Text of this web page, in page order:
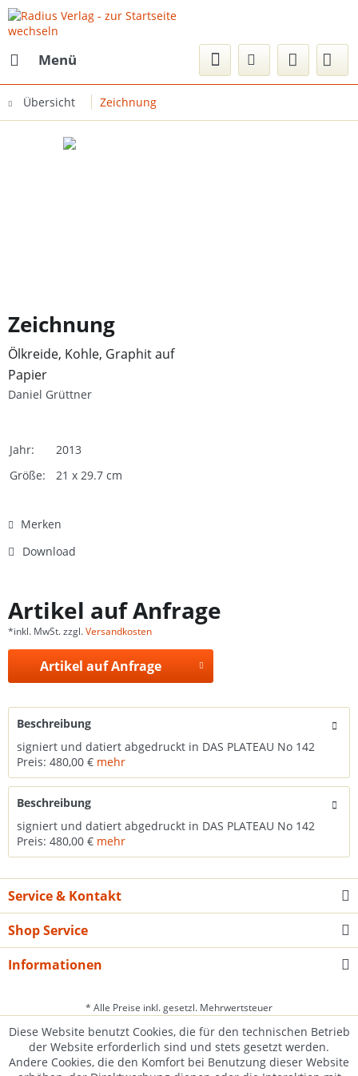
Menü
Übersicht Zeichnung
Zeichnung
Ölkreide, Kohle, Graphit auf
Papier
Daniel Grüttner
Jahr:
2013
Größe:
21 x 29.7 cm
Merken
Download
Artikel auf Anfrage
*inkl. MwSt. zzgl.Versandkosten
Artikel auf Anfrage
Beschreibung
signiert und datiert abgedruckt in DAS PLATEAU No 142
Preis: 480,00 € mehr
Beschreibung
signiert und datiert abgedruckt in DAS PLATEAU No 142
Preis: 480,00 € mehr
Service & Kontakt
Shop Service
Informationen
* Alle Preise inkl. gesetzl. Mehrwertsteuer
Diese Website benutzt Cookies, die für den technischen Betrieb
der Website erforderlich sind und stets gesetzt werden.
Andere Cookies, die den Komfort bei Benutzung dieser Website